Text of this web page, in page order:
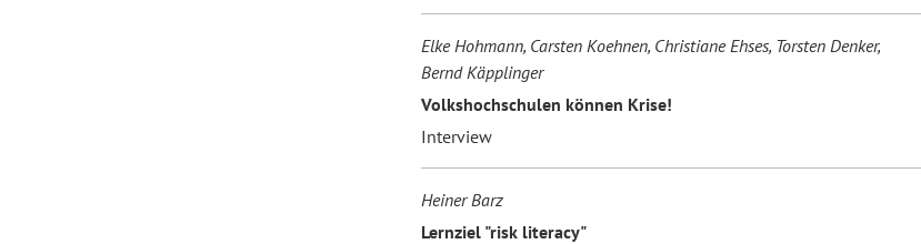
Elke Hohmann, Carsten Koehnen, Christiane Ehses, Torsten Denker,
Bernd Käpplinger
Volkshochschulen können Krise!
Interview
Heiner Barz
Lernziel "risk literacy"